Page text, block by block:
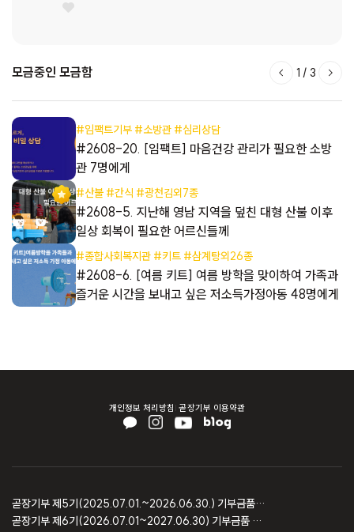
모금중인 모금함 1 / 3
#임팩트기부 #소방관 #심리상담
#2608-20. [임팩트] 마음건강 관리가 필요한 소방
관 7명에게
#산불 #간식 #광천김외7종
#2608-5. 지난해 영남 지역을 덮친 대형 산불 이후
일상 회복이 필요한 어르신들께
#종합사회복지관 #키트 #삼계탕외26종
#2608-6. [여름 키트] 여름 방학을 맞이하여 가족과
즐거운 시간을 보내고 싶은 저소득가정아동 48명에게
개인정보 처리방침 곧장기부 이용약관
곧장기부 제5기(2025.07.01.~2026.06.30.) 기부금품 모집결과 보고
곧장기부 제6기(2026.07.01~2027.06.30) 기부금품 모집등록 보고